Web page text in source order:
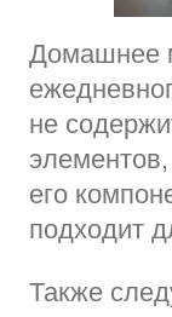
Домашнее
не
его
подходит
Также